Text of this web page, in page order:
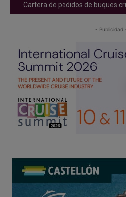
Cartera de pedidos de buques
- Publicidad -